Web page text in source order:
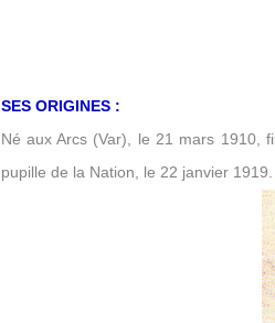
SES ORIGINES :
Né aux Arcs (Var), le 21 mars 1910,
pupille de la Nation, le 22 janvier 1919.